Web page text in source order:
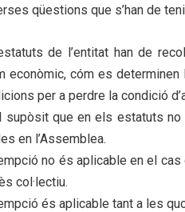
qüestions que s’han de
de l’entitat han de
econòmic, cóm es
per a perdre la condició
supòsit que en els estatuts
en l’Assemblea.
no és aplicable en el
col·lectiu.
és aplicable tant a les